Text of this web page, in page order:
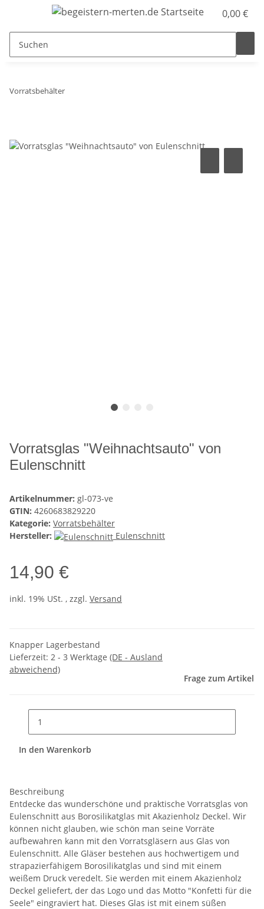
0,00 €
Vorratsbehälter
Vorratsglas "Weihnachtsauto" von
Eulenschnitt
Artikelnummer: gl-073-ve
GTIN: 4260683829220
Kategorie: Vorratsbehälter
Hersteller:
Eulenschnitt
14,90 €
inkl. 19% USt. , zzgl. Versand
Knapper Lagerbestand
Lieferzeit: 2 - 3 Werktage (DE - Ausland
abweichend)
Frage zum Artikel
In den Warenkorb
Beschreibung
Entdecke das wunderschöne und praktische Vorratsglas von
Eulenschnitt aus Borosilikatglas mit Akazienholz Deckel. Wir
können nicht glauben, wie schön man seine Vorräte
aufbewahren kann mit den Vorratsgläsern aus Glas von
Eulenschnitt. Alle Gläser bestehen aus hochwertigem und
strapazierfähigem Borosilikatglas und sind mit einem
weißem Druck veredelt. Sie werden mit einem Akazienholz
Deckel geliefert, der das Logo und das Motto "Konfetti für die
Seele" eingraviert hat. Dieses Glas ist mit einem süßen